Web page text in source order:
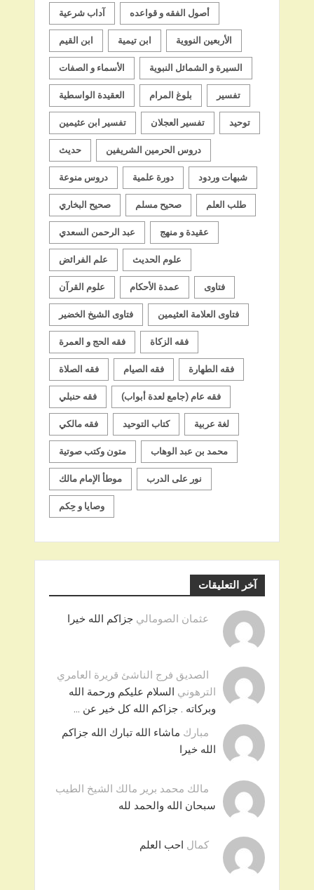
آداب شرعية أصول الفقه و قواعده
ابن القيم ابن تيمية الأربعين النووية
الأسماء و الصفات السيرة و الشمائل النبوية
العقيدة الواسطية بلوغ المرام تفسير
تفسير ابن عثيمين تفسير العجلان توحيد
حديث دروس الحرمين الشريفين
دروس منوعة دورة علمية شبهات وردود
صحيح البخاري صحيح مسلم طلب العلم
عبد الرحمن السعدي عقيدة و منهج
علم الفرائض علوم الحديث
علوم القرآن عمدة الأحكام فتاوى
فتاوى الشيخ الخضير فتاوى العلامة العثيمين
فقه الحج و العمرة فقه الزكاة
فقه الصلاة فقه الصيام فقه الطهارة
فقه حنبلي فقه عام (جامع لعدة أبواب)
فقه مالكي كتاب التوحيد لغة عربية
متون وكتب صوتية محمد بن عبد الوهاب
موطأ الإمام مالك نور على الدرب
وصايا و حِكم
آخر التعليقات
عثمان الصومالي جزاكم الله خيرا
الصديق فرج الناشئ قريرة العامري
الترهوني السلام عليكم ورحمة الله
وبركاته . جزاكم الله كل خير عن …
مبارك ماشاء الله تبارك الله جزاكم
الله خيرا
مالك محمد برير مالك الشيخ الطيب
سبحان الله والحمد لله
كمال احب العلم